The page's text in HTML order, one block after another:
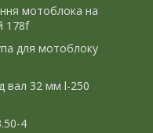
мотоблока на
178f
для мотоблоку
вал 32 мм l-250
4